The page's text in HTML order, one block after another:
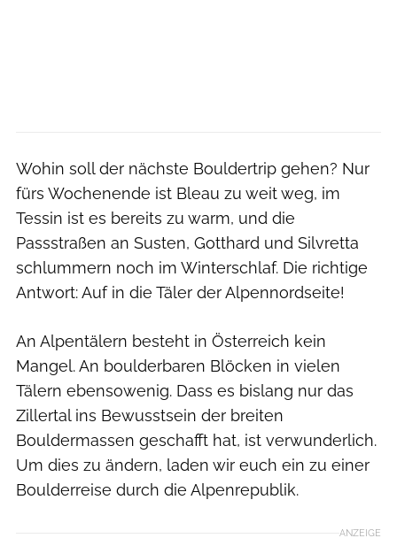
Wohin soll der nächste Bouldertrip gehen? Nur
fürs Wochenende ist Bleau zu weit weg, im
Tessin ist es bereits zu warm, und die
Passstraßen an Susten, Gotthard und Silvretta
schlummern noch im Winterschlaf. Die richtige
Antwort: Auf in die Täler der Alpennordseite!
An Alpentälern besteht in Österreich kein
Mangel. An boulderbaren Blöcken in vielen
Tälern ebensowenig. Dass es bislang nur das
Zillertal ins Bewusstsein der breiten
Bouldermassen geschafft hat, ist verwunderlich.
Um dies zu ändern, laden wir euch ein zu einer
Boulderreise durch die Alpenrepublik.
ANZEIGE